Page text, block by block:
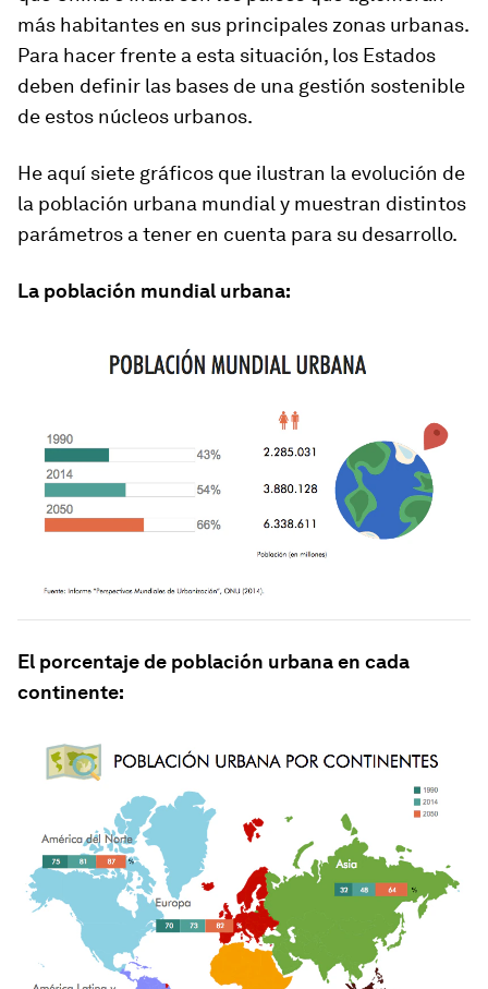
más habitantes en sus principales zonas urbanas.
Para hacer frente a esta situación, los Estados
deben definir las bases de una gestión sostenible
de estos núcleos urbanos.
He aquí siete gráficos que ilustran la evolución de
la población urbana mundial y muestran distintos
parámetros a tener en cuenta para su desarrollo.
La población mundial urbana:
El porcentaje de población urbana en cada
continente: